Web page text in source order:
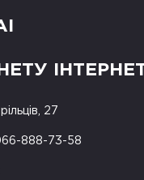
27
888-73-58